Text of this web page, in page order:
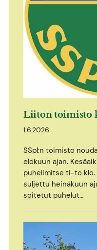
Liiton toimisto
1.6.2026
SSpl:n toimisto
elokuun ajan.
puhelimitse ti-to klo.
suljettu heinäkuun
soitetut puhelut…